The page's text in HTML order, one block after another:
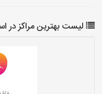
لیست بهترین مراکز در